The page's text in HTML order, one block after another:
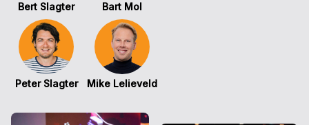
Bert Slagter Bart Mol
Peter Slagter Mike Lelieveld